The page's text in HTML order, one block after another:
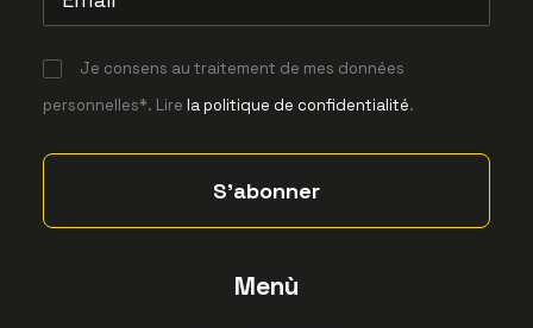
Menù
Je consens au traitement de mes données
personnelles*. Lire la politique de confidentialité.